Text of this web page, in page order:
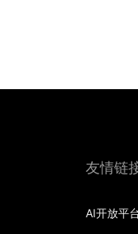
友情链
AI开放平